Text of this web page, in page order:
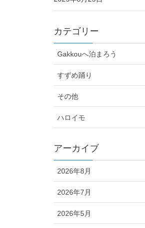
カテゴリー
Gakkouへ泊まろう
すずめ踊り
その他
ハロイモ
アーカイブ
2026年8月
2026年7月
2026年5月